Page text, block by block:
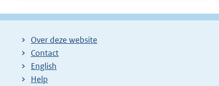
Over deze website
Contact
English
Help